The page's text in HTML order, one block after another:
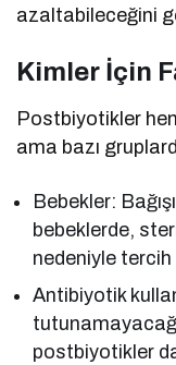
azaltabileceğini
Kimler İçin
Postbiyotikler
ama bazı
Bebekler:
bebeklerde,
nedeniyle tercih
Antibiyotik
postbiyotikler